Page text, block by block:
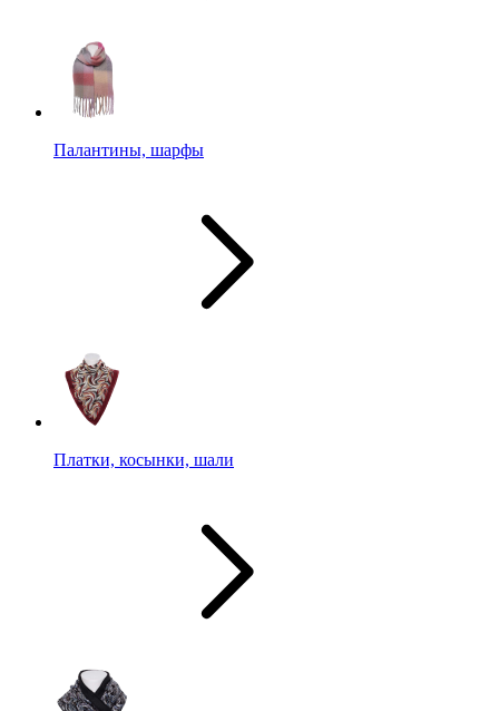
Палантины, шарфы
Платки, косынки, шали